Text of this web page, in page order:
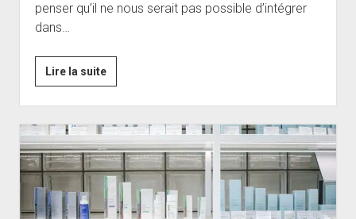
penser qu’il ne nous serait pas possible d’intégrer
dans…
Lire la suite2
recettes
de
sorbets
diététiques
à
savourer